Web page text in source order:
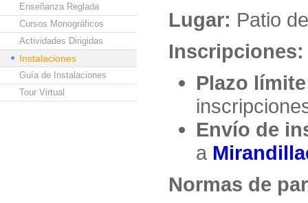
Enseñanza Reglada
Cursos Monográficos
Actividades Dirigidas
Instalaciones
Guía de Instalaciones
Tour Virtual
Lugar: Patio
Inscripciones:
Plazo
Envío de
a
Normas de